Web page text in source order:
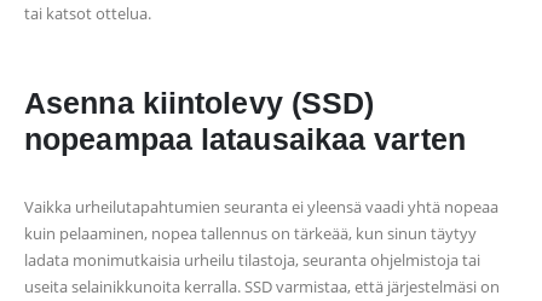
tai katsot ottelua.
Asenna kiintolevy (SSD)
nopeampaa latausaikaa varten
Vaikka urheilutapahtumien seuranta ei yleensä vaadi yhtä nopeaa
kuin pelaaminen, nopea tallennus on tärkeää, kun sinun täytyy
ladata monimutkaisia urheilu tilastoja, seuranta ohjelmistoja tai
useita selainikkunoita kerralla. SSD varmistaa, että järjestelmäsi on